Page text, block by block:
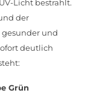
Licht bestrahlt.
der
und
deutlich
Grün